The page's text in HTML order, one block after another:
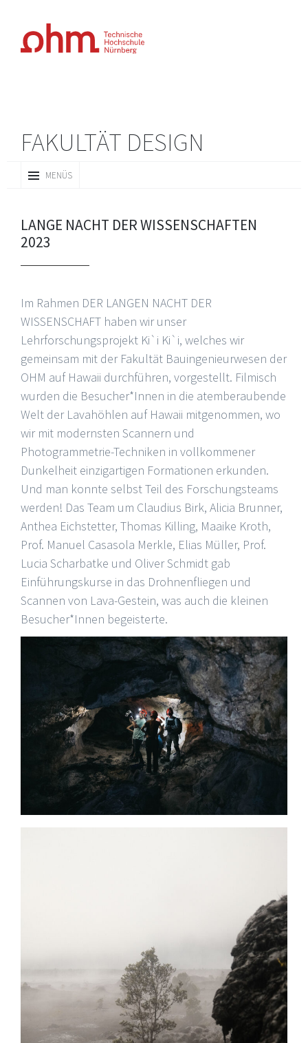
FAKULTÄT DESIGN
MENÜS
INHALT
LANGE NACHT DER WISSENSCHAFTEN
2023
Im Rahmen DER LANGEN NACHT DER
WISSENSCHAFT haben wir unser
Lehrforschungsprojekt Ki`i Ki`i, welches wir
gemeinsam mit der Fakultät Bauingenieurwesen der
OHM auf Hawaii durchführen, vorgestellt. Filmisch
wurden die Besucher*Innen in die atemberaubende
Welt der Lavahöhlen auf Hawaii mitgenommen, wo
wir mit modernsten Scannern und
Photogrammetrie-Techniken in vollkommener
Dunkelheit einzigartigen Formationen erkunden.
Und man konnte selbst Teil des Forschungsteams
werden! Das Team um Claudius Birk, Alicia Brunner,
Anthea Eichstetter, Thomas Killing, Maaike Kroth,
Prof. Manuel Casasola Merkle, Elias Müller, Prof.
Lucia Scharbatke und Oliver Schmidt gab
Einführungskurse in das Drohnenfliegen und
Scannen von Lava-Gestein, was auch die kleinen
Besucher*Innen begeisterte.